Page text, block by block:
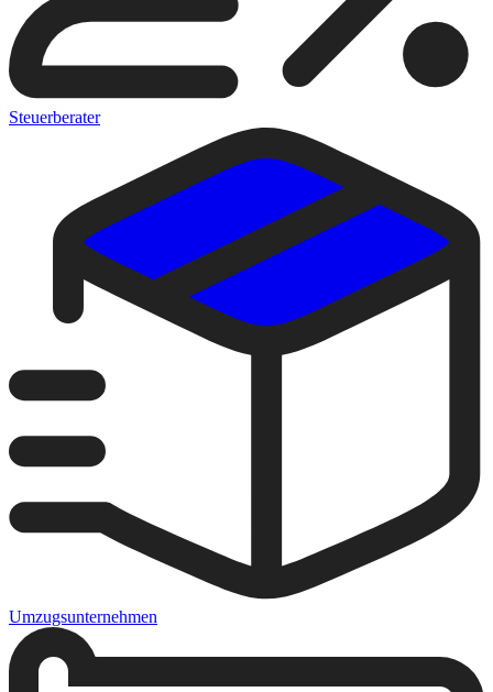
Steuerberater
Umzugsunternehmen